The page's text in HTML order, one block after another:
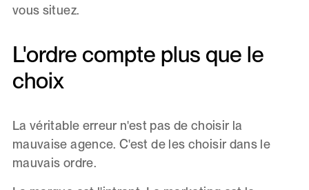
vous situez.
L'ordre compte plus que le
choix
La véritable erreur n'est pas de choisir la
mauvaise agence. C'est de les choisir dans le
mauvais ordre.